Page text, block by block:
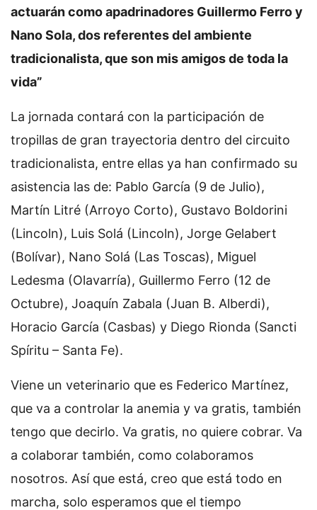
actuarán como apadrinadores Guillermo Ferro y
Nano Sola, dos referentes del ambiente
tradicionalista, que son mis amigos de toda la
vida”
La jornada contará con la participación de
tropillas de gran trayectoria dentro del circuito
tradicionalista, entre ellas ya han confirmado su
asistencia las de: Pablo García (9 de Julio),
Martín Litré (Arroyo Corto), Gustavo Boldorini
(Lincoln), Luis Solá (Lincoln), Jorge Gelabert
(Bolívar), Nano Solá (Las Toscas), Miguel
Ledesma (Olavarría), Guillermo Ferro (12 de
Octubre), Joaquín Zabala (Juan B. Alberdi),
Horacio García (Casbas) y Diego Rionda (Sancti
Spíritu – Santa Fe).
Viene un veterinario que es Federico Martínez,
que va a controlar la anemia y va gratis, también
tengo que decirlo. Va gratis, no quiere cobrar. Va
a colaborar también, como colaboramos
nosotros. Así que está, creo que está todo en
marcha, solo esperamos que el tiempo